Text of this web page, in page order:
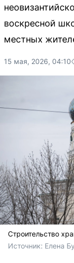
воскресной
местных
15 мая, 2026, 04:10
Строительство
Источник: Елена